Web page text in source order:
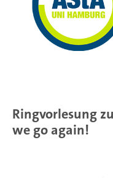
Ringvorlesung
we go again!